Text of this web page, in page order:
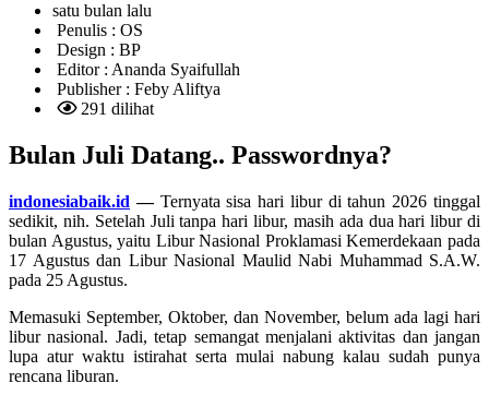
satu bulan lalu
Penulis : OS
Design : BP
Editor : Ananda Syaifullah
Publisher : Feby Aliftya
291 dilihat
Bulan Juli Datang.. Passwordnya?
indonesiabaik.id —Ternyata sisa hari libur di tahun 2026 tinggal
sedikit, nih. Setelah Juli tanpa hari libur, masih ada dua hari libur di
bulan Agustus, yaitu Libur Nasional Proklamasi Kemerdekaan pada
17 Agustus dan Libur Nasional Maulid Nabi Muhammad S.A.W.
pada 25 Agustus.
Memasuki September, Oktober, dan November, belum ada lagi hari
libur nasional. Jadi, tetap semangat menjalani aktivitas dan jangan
lupa atur waktu istirahat serta mulai nabung kalau sudah punya
rencana liburan.